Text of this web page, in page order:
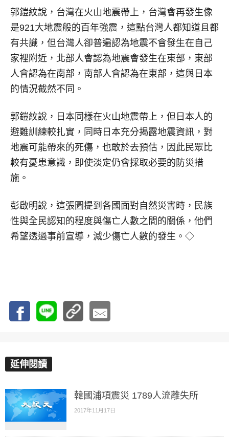
郭鎧紋說，台灣在火山地震帶上，台灣會再發生像
是921大地震般的百年強震，這點台灣人都知道且都
有共識，但台灣人卻普遍認為地震不會發生在自己
家裡附近，北部人會認為地震會發生在東部，東部
人會認為在南部，南部人會認為在東部，這與日本
的情況截然不同。
郭鎧紋說，日本同樣在火山地震帶上，但日本人的
避難訓練較扎實，同時日本充分揭露地震資訊，對
地震可能帶來的死傷，也敢於去預估，因此民眾比
較有憂患意識，即使淡定仍會採取必要的防災措
施。
彭啟明說，這張圖提到各國面對自然災害時，民族
性與全民認知的程度與傷亡人數之間的關係，他們
希望透過事前宣導，減少傷亡人數的發生。◇
延伸閱讀
韓國浦項震災 1789人流離失所
2017年11月17日